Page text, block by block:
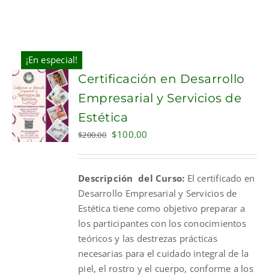
¡En especial!
ADD TO
CART
Certificación en Desarrollo
Empresarial y Servicios de
Estética
$200.00 Original
$200.00.
$100.00
$100.00.
Descripción del Curso: El certificado en
Desarrollo Empresarial y Servicios de
Estética tiene como objetivo preparar a
los participantes con los conocimientos
teóricos y las destrezas prácticas
necesarias para el cuidado integral de la
piel, el rostro y el cuerpo, conforme a los